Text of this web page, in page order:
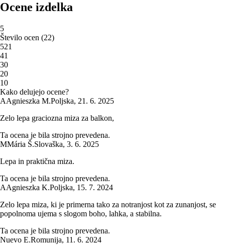
Ocene izdelka
5
Število ocen (22)
521
41
30
20
10
Kako delujejo ocene?
AAgnieszka M.Poljska, 21. 6. 2025
Zelo lepa graciozna miza za balkon,
Ta ocena je bila strojno prevedena.
MMária Š.Slovaška, 3. 6. 2025
Lepa in praktična miza.
Ta ocena je bila strojno prevedena.
AAgnieszka K.Poljska, 15. 7. 2024
Zelo lepa miza, ki je primerna tako za notranjost kot za zunanjost, se
popolnoma ujema s slogom boho, lahka, a stabilna.
Ta ocena je bila strojno prevedena.
Nuevo E.Romunija, 11. 6. 2024